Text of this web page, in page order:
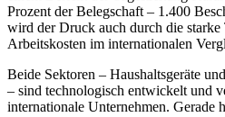
Prozent der Belegschaft – 1.400
wird der Druck auch durch die
Arbeitskosten im internationalen
Beide Sektoren – Haushaltsgeräte
– sind technologisch entwickelt und
internationale Unternehmen. Gerade